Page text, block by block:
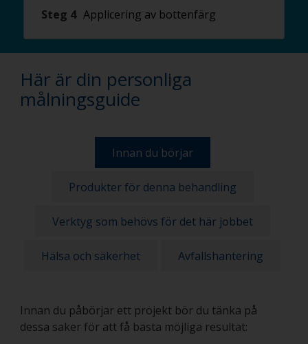
Steg 4 Applicering av bottenfärg
Här är din personliga
målningsguide
Innan du börjar
Produkter för denna behandling
Verktyg som behövs för det här jobbet
Hälsa och säkerhet Avfallshantering
Innan du påbörjar ett projekt bör du tänka på
dessa saker för att få bästa möjliga resultat: